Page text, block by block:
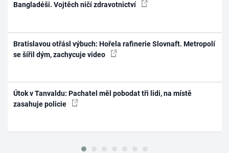
Bangladéši. Vojtěch ničí zdravotnictví
Bratislavou otřásl výbuch: Hořela rafinerie Slovnaft. Metropolí
se šířil dým, zachycuje video
Útok v Tanvaldu: Pachatel měl pobodat tři lidi, na místě
zasahuje policie